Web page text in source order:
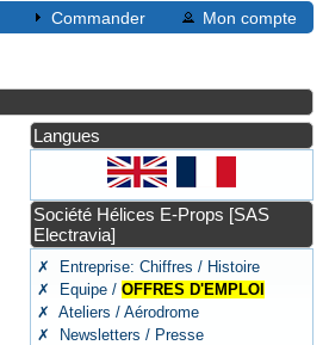
Commander Mon compte
Langues
Société Hélices E-Props [SAS
Electravia]
✗ Entreprise: Chiffres / Histoire
✗ Equipe /OFFRES D'EMPLOI
✗ Ateliers / Aérodrome
✗ Newsletters / Presse